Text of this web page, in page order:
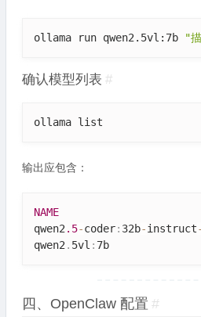
ollama run qwen2.5vl:7b "
确认模型列表 #
ollama list
输出应包含：
NAME
qwen2 .5-coder: 32b-instruct-
qwen2 . 5vl :
四、OpenClaw 配置 #